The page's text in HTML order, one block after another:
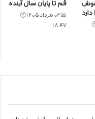
🕙
قم تا پایان سال آینده
📅 02 مرداد 1405 🕙
18:47